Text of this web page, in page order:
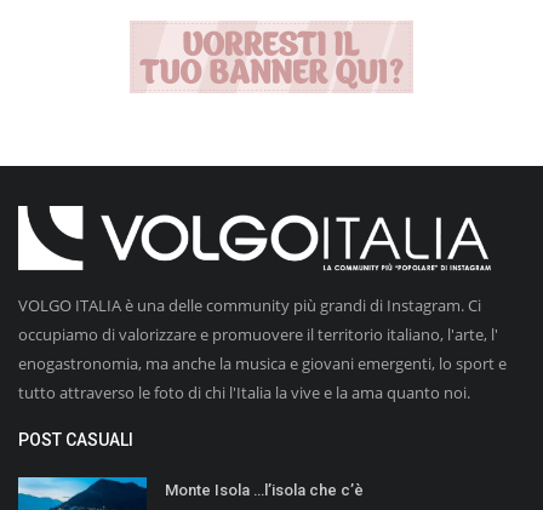
VOLGO ITALIA è una delle community più grandi di Instagram. Ci
occupiamo di valorizzare e promuovere il territorio italiano, l'arte, l'
enogastronomia, ma anche la musica e giovani emergenti, lo sport e
tutto attraverso le foto di chi l'Italia la vive e la ama quanto noi.
POST CASUALI
Monte Isola …l’isola che c’è